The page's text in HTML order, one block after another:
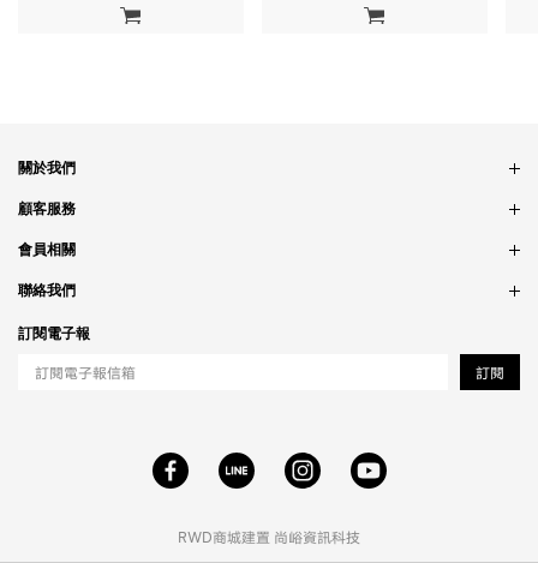
加入購物車 加入購物車
RWD商城建置 尚峪資訊科技
關於我們
品牌故事
銷售據點
隱私政策
顧客服務
訂單問題
付款問題
配送問題
會員相關
會員制度
紅利制度
聯絡我們
合作相關
工作職缺
訂閱電子報
訂閱